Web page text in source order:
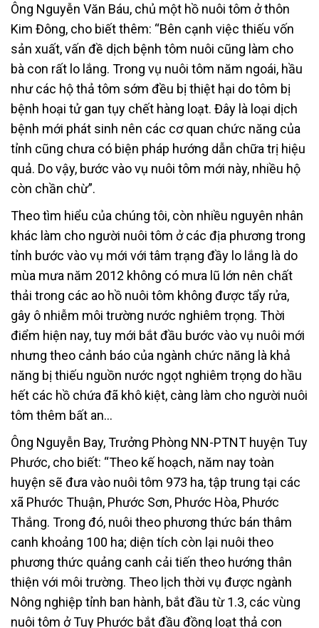
Ông Nguyễn Văn Báu, chủ một hồ nuôi tôm ở thôn
Kim Đông, cho biết thêm: “Bên cạnh việc thiếu vốn
sản xuất, vấn đề dịch bệnh tôm nuôi cũng làm cho
bà con rất lo lắng. Trong vụ nuôi tôm năm ngoái, hầu
như các hộ thả tôm sớm đều bị thiệt hại do tôm bị
bệnh hoại tử gan tụy chết hàng loạt. Đây là loại dịch
bệnh mới phát sinh nên các cơ quan chức năng của
tỉnh cũng chưa có biện pháp hướng dẫn chữa trị hiệu
quả. Do vậy, bước vào vụ nuôi tôm mới này, nhiều hộ
còn chần chừ”.
Theo tìm hiểu của chúng tôi, còn nhiều nguyên nhân
khác làm cho người nuôi tôm ở các địa phương trong
tỉnh bước vào vụ mới với tâm trạng đầy lo lắng là do
mùa mưa năm 2012 không có mưa lũ lớn nên chất
thải trong các ao hồ nuôi tôm không được tẩy rửa,
gây ô nhiễm môi trường nước nghiêm trọng. Thời
điểm hiện nay, tuy mới bắt đầu bước vào vụ nuôi mới
nhưng theo cảnh báo của ngành chức năng là khả
năng bị thiếu nguồn nước ngọt nghiêm trọng do hầu
hết các hồ chứa đã khô kiệt, càng làm cho người nuôi
tôm thêm bất an…
Ông Nguyễn Bay, Trưởng Phòng NN-PTNT huyện Tuy
Phước, cho biết: “Theo kế hoạch, năm nay toàn
huyện sẽ đưa vào nuôi tôm 973 ha, tập trung tại các
xã Phước Thuận, Phước Sơn, Phước Hòa, Phước
Thắng. Trong đó, nuôi theo phương thức bán thâm
canh khoảng 100 ha; diện tích còn lại nuôi theo
phương thức quảng canh cải tiến theo hướng thân
thiện với môi trường. Theo lịch thời vụ được ngành
Nông nghiệp tỉnh ban hành, bắt đầu từ 1.3, các vùng
nuôi tôm ở Tuy Phước bắt đầu đồng loạt thả con